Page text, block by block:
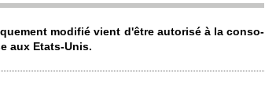
modifiévient d'être auto­risé à la conso­
aux Etats-Unis.